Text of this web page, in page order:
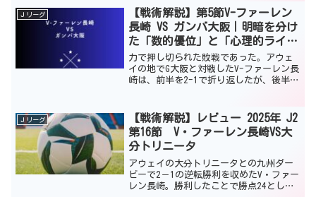
と、水戸の守備(特に3バック対策)と割り
切った攻撃(ロン...
Ｊリーグ
【戦術解説】第5節V-ファーレン
長崎 VS ガンバ大阪｜明暗を分け
た「数的優位」と「心理的ライ
ン」の攻防
力で押し切られた敗戦であった。アウェ
イの地でG大阪と対戦したV-ファーレン長
崎は、前半を2-1で折り返したが、後半に
ーパーゴールが2発ありながら、逆転負け
した要因が...
Ｊリーグ
【戦術解説】レビュー 2025年 J2
第16節 V・ファーレン長崎VS大
分トリニータ
アウェイの大分トリニータとの九州ダー
ビーで2－1の逆転勝利を収めたV・ファー
レン長崎。勝利したことで勝点24とし、